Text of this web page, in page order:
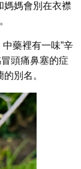
媽媽會別在衣襟
藥裡有一味”辛
頭痛鼻塞的症
別名。